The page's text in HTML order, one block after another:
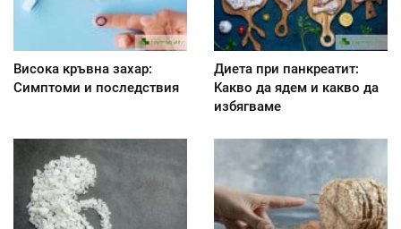
Висока кръвна захар:
Симптоми и последствия
Диета при панкреатит:
Kакво да ядем и какво да
избягваме